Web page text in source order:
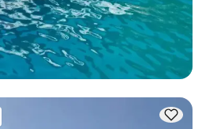
& Fiyat Gör